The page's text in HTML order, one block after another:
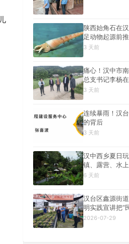
陕西始角石在
足动物起源前
3 天前
痛心！汉中市
总支书记李杨
幸遇难
3 天前
连续暴雨！汉
的背后
3 天前
汉中西乡夏日
镇、露营、水
卡
6 天前
汉台区鑫源街
明实践宣讲把“
2026-07-29